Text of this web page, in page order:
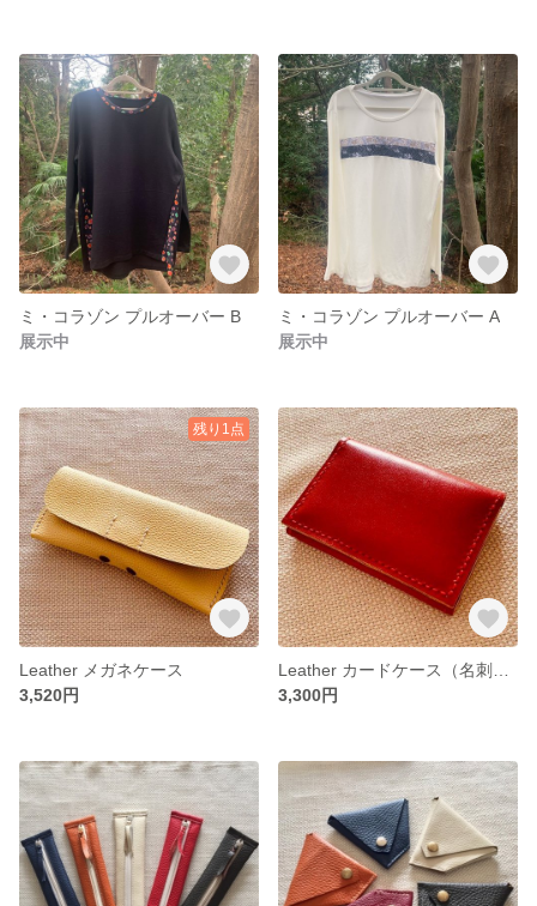
ミ・コラゾン プルオーバー B
展示中
ミ・コラゾン プルオーバー A
展示中
残り1点
Leather メガネケース
3,520円
3,300円